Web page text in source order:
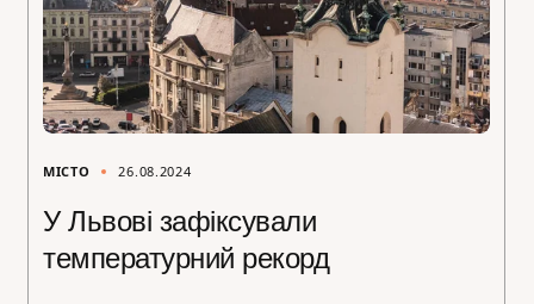
МІСТО 26.08.2024
У Львові зафіксували
температурний рекорд